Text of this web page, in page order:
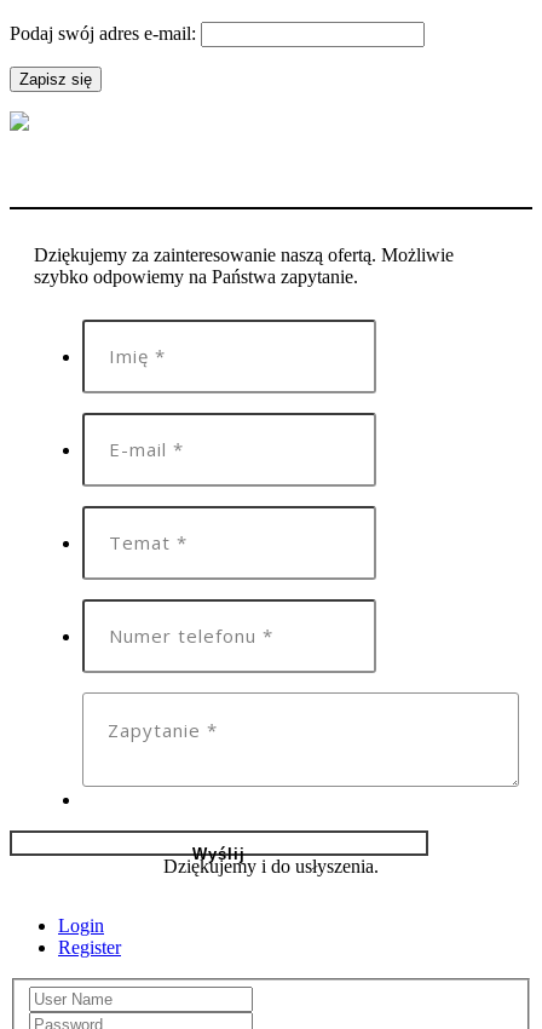
Podaj swój adres e-mail:
Dziękujemy za zainteresowanie naszą ofertą. Możliwie
szybko odpowiemy na Państwa zapytanie.
Dziękujemy i do usłyszenia.
Login
Register